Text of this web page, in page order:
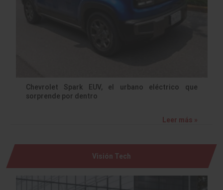
Chevrolet Spark EUV, el urbano eléctrico que
sorprende por dentro
Leer más »
Visión Tech